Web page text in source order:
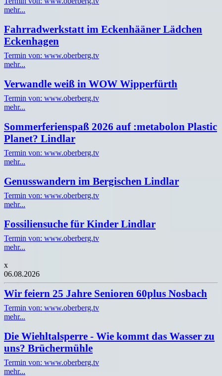
mehr...
Fahrradwerkstatt im Eckenhääner Lädchen
Eckenhagen
Termin von: www.oberberg.tv
mehr...
Verwandle weiß in WOW Wipperfürth
Termin von: www.oberberg.tv
mehr...
Sommerferienspaß 2026 auf :metabolon Plastic
Planet? Lindlar
Termin von: www.oberberg.tv
mehr...
Genusswandern im Bergischen Lindlar
Termin von: www.oberberg.tv
mehr...
Fossiliensuche für Kinder Lindlar
Termin von: www.oberberg.tv
mehr...
x
06.08.2026
Wir feiern 25 Jahre Senioren 60plus Nosbach
Termin von: www.oberberg.tv
mehr...
Die Wiehltalsperre - Wie kommt das Wasser zu
uns? Brüchermühle
Termin von: www.oberberg.tv
mehr...